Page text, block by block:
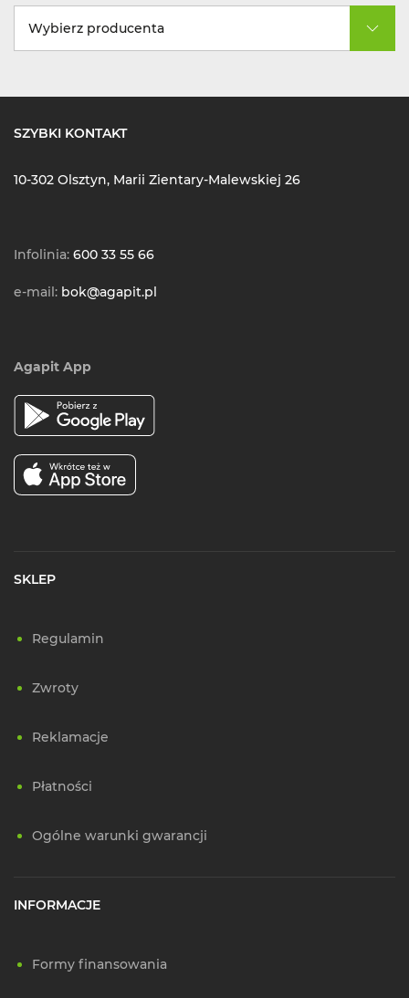
Wybierz producenta
SZYBKI KONTAKT
10-302 Olsztyn, Marii Zientary-Malewskiej 26
Infolinia: 600 33 55 66
e-mail: bok@agapit.pl
Agapit App
SKLEP
Regulamin
Zwroty
Reklamacje
Płatności
Ogólne warunki gwarancji
INFORMACJE
Formy finansowania